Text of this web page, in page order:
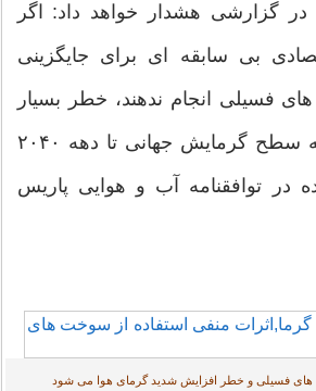
گزارشی هشدار خواهد داد: اگر
بی سابقه ای برای جایگزینی
فسیلی انجام ندهند، خطر بسیار
زیادی وجود دارد که سطح گرمایش جهانی تا دهه ۲۰۴۰
در توافقنامه آب و هوایی پاریس
های فسیلی و خطر افزایش شدید گرمای هوا می شود